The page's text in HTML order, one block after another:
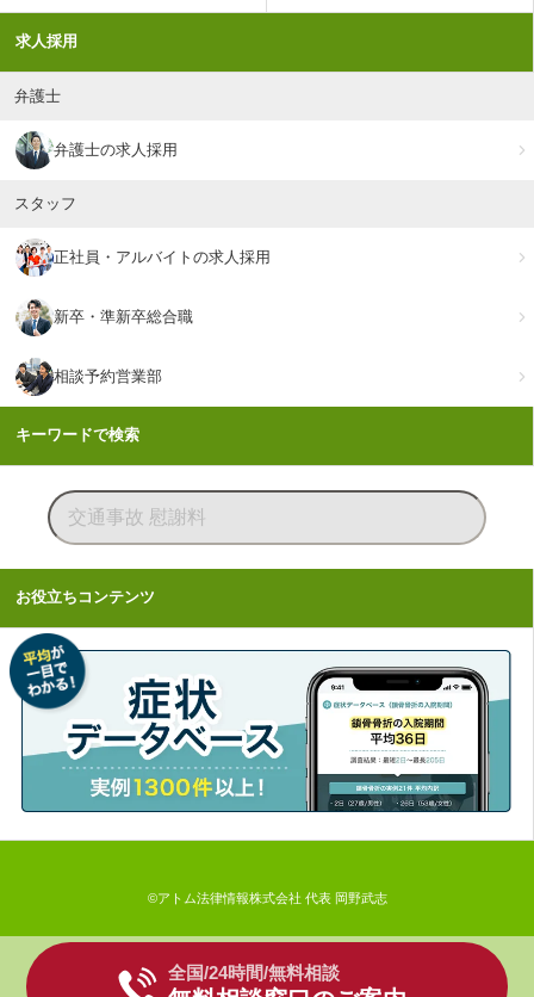
全国/24時間/無料相談
求人採用
弁護士
弁護士の求人採用
スタッフ
正社員・アルバイトの求人採用
新卒・準新卒総合職
相談予約営業部
キーワードで検索
お役立ちコンテンツ
©アトム法律情報株式会社 代表 岡野武志